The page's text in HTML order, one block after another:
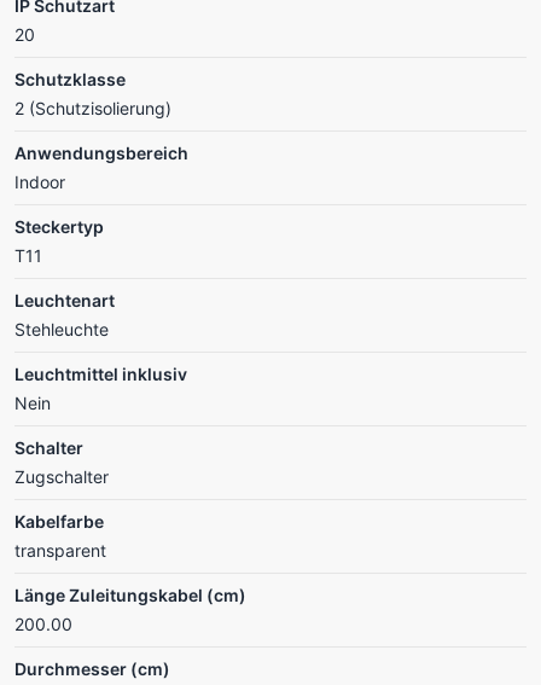
IP Schutzart
20
Schutzklasse
2 (Schutzisolierung)
Anwendungsbereich
Indoor
Steckertyp
T11
Leuchtenart
Stehleuchte
Leuchtmittel inklusiv
Nein
Schalter
Zugschalter
Kabelfarbe
transparent
Länge Zuleitungskabel (cm)
200.00
Durchmesser (cm)